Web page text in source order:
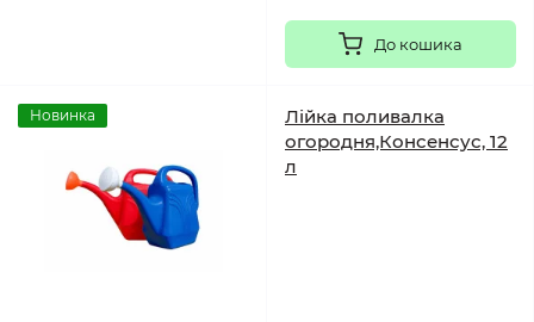
До кошика
Новинка
Лійка поливалка
огородня,Консенсус, 12
л